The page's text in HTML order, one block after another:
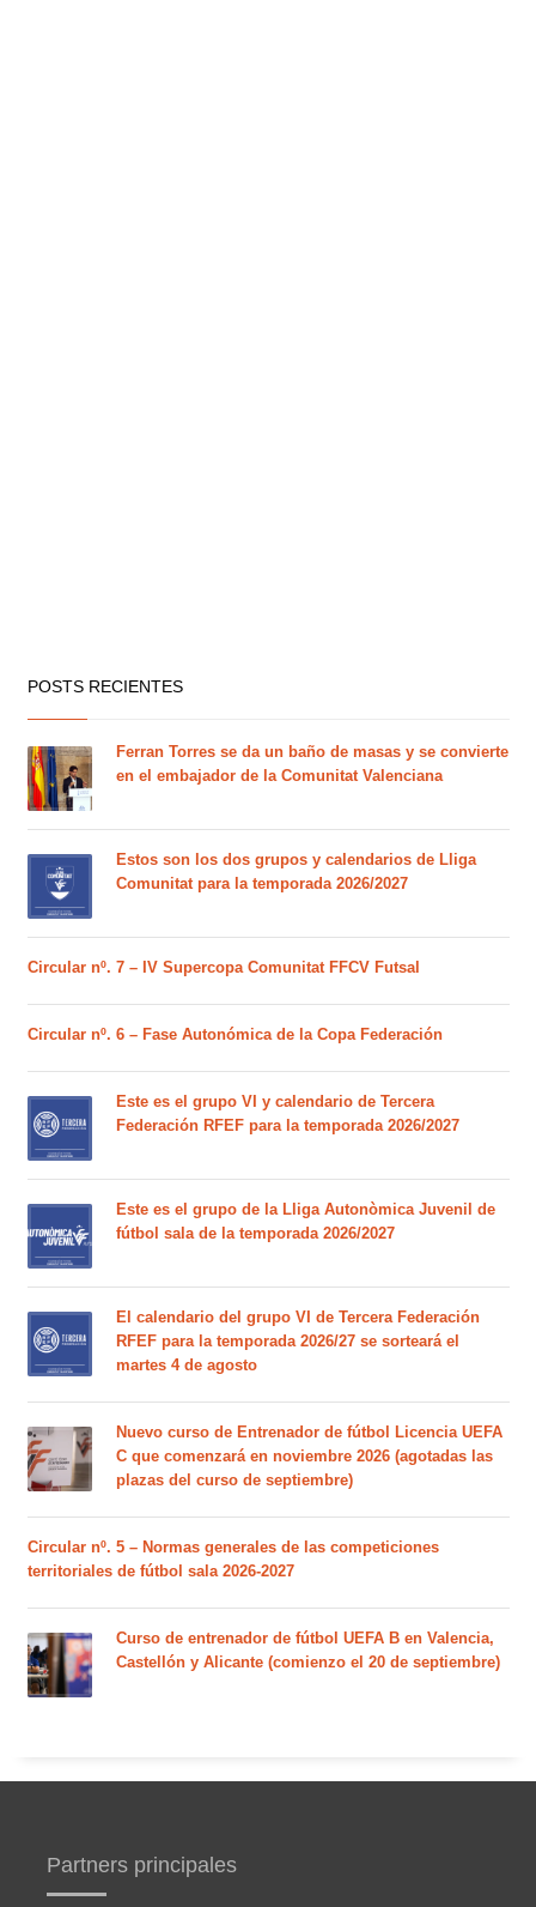
POSTS RECIENTES
Ferran Torres se da un baño de masas y se convierte
en el embajador de la Comunitat Valenciana
Estos son los dos grupos y calendarios de Lliga
Comunitat para la temporada 2026/2027
Circular nº. 7 – IV Supercopa Comunitat FFCV Futsal
Circular nº. 6 – Fase Autonómica de la Copa Federación
Este es el grupo VI y calendario de Tercera
Federación RFEF para la temporada 2026/2027
Este es el grupo de la Lliga Autonòmica Juvenil de
fútbol sala de la temporada 2026/2027
El calendario del grupo VI de Tercera Federación
RFEF para la temporada 2026/27 se sorteará el
martes 4 de agosto
Nuevo curso de Entrenador de fútbol Licencia UEFA
C que comenzará en noviembre 2026 (agotadas las
plazas del curso de septiembre)
Circular nº. 5 – Normas generales de las competiciones
territoriales de fútbol sala 2026-2027
Curso de entrenador de fútbol UEFA B en Valencia,
Castellón y Alicante (comienzo el 20 de septiembre)
Partners principales